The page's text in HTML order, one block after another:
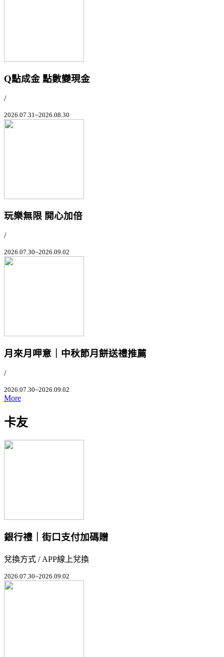
Q點成金 點數變現金
/
2026.07.31~2026.08.30
玩樂無限 開心加倍
/
2026.07.30~2026.09.02
月來月呷意｜中秋節月餅送禮推薦
/
2026.07.30~2026.09.02
More
卡友
銀行禮｜街口支付加碼贈
兌換方式 / APP線上兌換
2026.07.30~2026.09.02